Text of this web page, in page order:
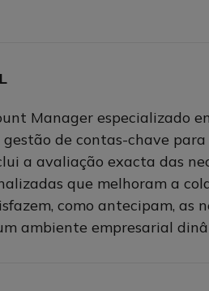
Manager especializado
de contas-chave
a avaliação exacta das
que melhoram a
como antecipam,
ambiente empresarial